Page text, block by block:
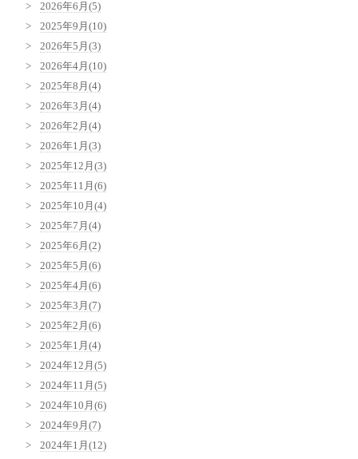
2026年6月(5)
2025年9月(10)
2026年5月(3)
2026年4月(10)
2025年8月(4)
2026年3月(4)
2026年2月(4)
2026年1月(3)
2025年12月(3)
2025年11月(6)
2025年10月(4)
2025年7月(4)
2025年6月(2)
2025年5月(6)
2025年4月(6)
2025年3月(7)
2025年2月(6)
2025年1月(4)
2024年12月(5)
2024年11月(5)
2024年10月(6)
2024年9月(7)
2024年1月(12)